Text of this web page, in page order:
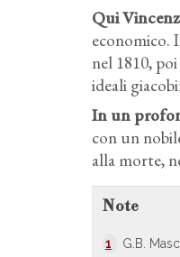
Qui
economico.
nel 1810,
ideali
In un
con un
alla morte,
Note
1 G.B.